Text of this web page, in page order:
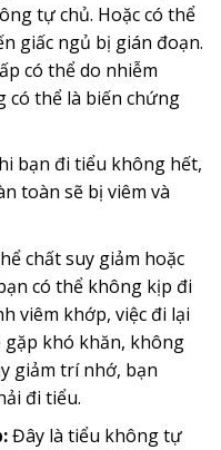
tự chủ. Hoặc có thể
giấc ngủ bị gián đoạn.
có thể do nhiễm
có thể là biến chứng
bạn đi tiểu không hết,
toàn sẽ bị viêm và
chất suy giảm hoặc
có thể không kịp đi
viêm khớp, việc đi lại
khó khăn, không
giảm trí nhớ, bạn
đi tiểu.
Đây là tiểu không tự